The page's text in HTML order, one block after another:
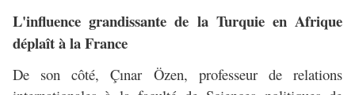
L'influence grandissante de la Turquie en Afrique
déplaît à la France
De son côté, Çınar Özen, professeur de relations